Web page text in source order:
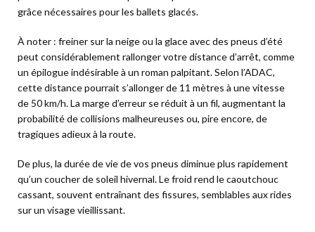
grâce nécessaires pour les ballets glacés.
À noter : freiner sur la neige ou la glace avec des pneus d’été
peut considérablement rallonger votre distance d’arrêt, comme
un épilogue indésirable à un roman palpitant. Selon l’ADAC,
cette distance pourrait s’allonger de 11 mètres à une vitesse
de 50 km/h. La marge d’erreur se réduit à un fil, augmentant la
probabilité de collisions malheureuses ou, pire encore, de
tragiques adieux à la route.
De plus, la durée de vie de vos pneus diminue plus rapidement
qu’un coucher de soleil hivernal. Le froid rend le caoutchouc
cassant, souvent entraînant des fissures, semblables aux rides
sur un visage vieillissant.